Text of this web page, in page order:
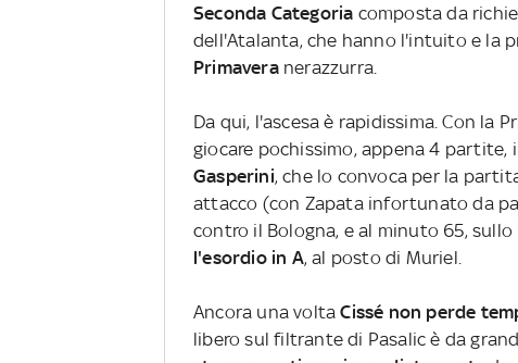
Seconda Categoria composta da
dell'Atalanta, che hanno l'intuito e la
Primavera nerazzurra.
Da qui, l'ascesa è rapidissima. Con la
giocare pochissimo, appena 4 partite,
Gasperini, che lo convoca per la
attacco (con Zapata infortunato da
contro il Bologna, e al minuto 65,
l'esordio in A, al posto di Muriel.
Ancora una volta Cissé non perde
libero sul filtrante di Pasalic è da